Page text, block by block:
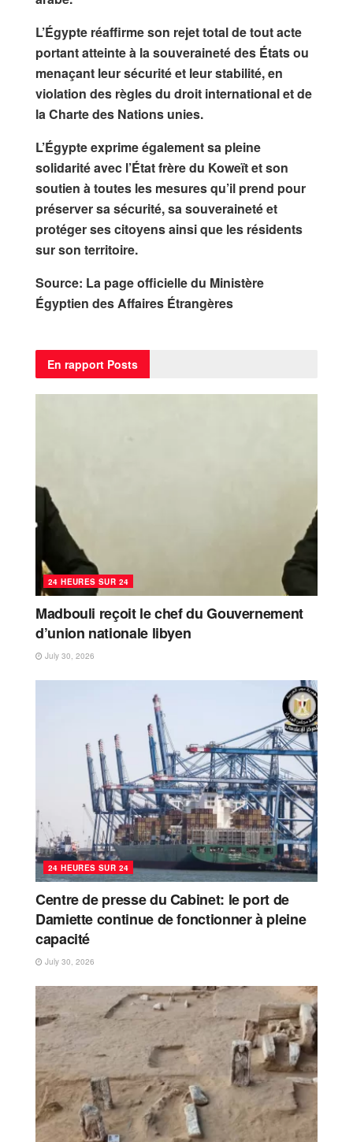
L’Égypte réaffirme son rejet total de tout acte
portant atteinte à la souveraineté des États ou
menaçant leur sécurité et leur stabilité, en
violation des règles du droit international et de
la Charte des Nations unies.
L’Égypte exprime également sa pleine
solidarité avec l’État frère du Koweït et son
soutien à toutes les mesures qu’il prend pour
préserver sa sécurité, sa souveraineté et
protéger ses citoyens ainsi que les résidents
sur son territoire.
Source: La page officielle du Ministère
Égyptien des Affaires Étrangères
En rapport Posts
24 HEURES SUR 24
Madbouli reçoit le chef du Gouvernement
d’union nationale libyen
July 30, 2026
24 HEURES SUR 24
Centre de presse du Cabinet: le port de
Damiette continue de fonctionner à pleine
capacité
July 30, 2026